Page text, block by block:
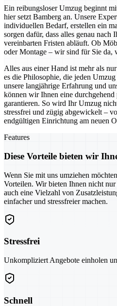
Ein reibungsloser Umzug beginnt
hier setzt Bamberg an. Unsere
individuellen Bedarf, erstellen ein
sorgen dafür, dass alles genau nach
vereinbarten Fristen abläuft. Ob
oder Montage – wir sind für Sie da,
Alles aus einer Hand ist mehr als
es die Philosophie, die jeden
unsere langjährige Erfahrung und
können wir Ihnen eine
garantieren. So wird Ihr Umzug
stressfrei und zügig abgewickelt –
endgültigen Einrichtung am neuen
Features
Diese Vorteile bieten wir
Wenn Sie mit uns umziehen
Vorteilen. Wir bieten Ihnen nicht
auch eine Vielzahl von
einfacher und stressfreier machen.
Stressfrei
Unkompliziert Angebote einholen
Schnell